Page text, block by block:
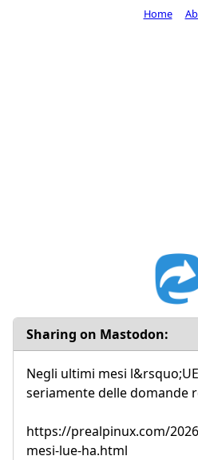
Sharing on Mastodon:
Negli ultimi mesi
seriamente delle domande
https://prealpinux.com/
mesi-lue-ha.html
Home